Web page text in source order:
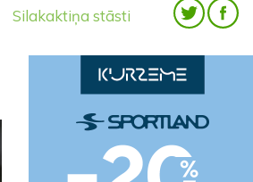
Silakaktiņa stāsti